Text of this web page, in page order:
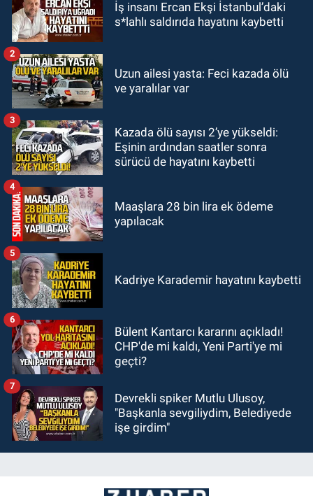
17:45Kozlu Belediyespor, Tezcan
Gökmen'i kadrosuna kattı
17:39Şampiyondan GMİS'e
Zonguldak
13:39
görevinden ayrıldı.
İş insanı Ercan Ekşi İstanbul’daki
s*lahlı saldırıda hayatını kaybetti
Uzun ailesi yasta: Feci kazada ölü
ve yaralılar var
2
Kazada ölü sayısı 2’ye yükseldi:
Eşinin ardından saatler sonra
sürücü de hayatını kaybetti
3
Maaşlara 28 bin lira ek ödeme
yapılacak
4
Kadriye Karademir hayatını kaybetti
5
Bülent Kantarcı kararını açıkladı!
CHP'de mi kaldı, Yeni Parti'ye mi
geçti?
6
Devrekli spiker Mutlu Ulusoy,
"Başkanla sevgiliydim, Belediyede
işe girdim"
7